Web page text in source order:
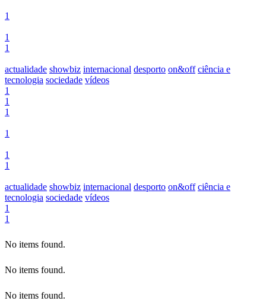
1
1
1
actualidade showbiz internacional desporto on&off ciência e
tecnologia sociedade vídeos
1
1
1
1
1
1
actualidade showbiz internacional desporto on&off ciência e
tecnologia sociedade vídeos
1
1
No items found.
No items found.
No items found.